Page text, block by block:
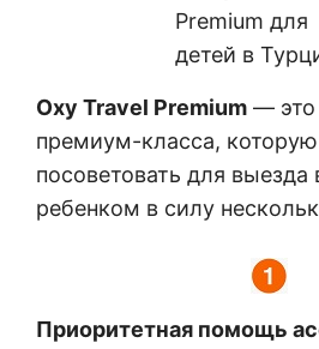
Oxy Travel Premium — это
премиум-класса,
посоветовать для
ребенком в силу
Приоритетная помощь